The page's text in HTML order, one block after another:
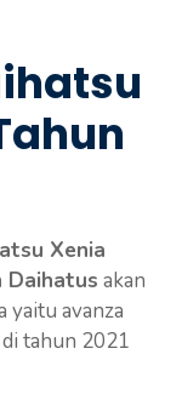
Xenia
Daihatus akan
avanza
tahun 2021